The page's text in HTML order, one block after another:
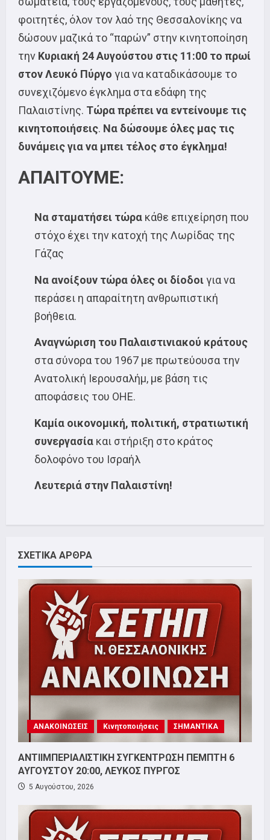
φοιτητές, όλον τον λαό της Θεσσαλονίκης να
δώσουν μαζικά το “παρών” στην κινητοποίηση
την Κυριακή 24 Αυγούστου στις 11:00 το πρωί
στον Λευκό Πύργο για να καταδικάσουμε το
συνεχιζόμενο έγκλημα στα εδάφη της
Παλαιστίνης. Τώρα πρέπει να εντείνουμε τις
κινητοποιήσεις. Να δώσουμε όλες μας τις
δυνάμεις για να μπει τέλος στο έγκλημα!
ΑΠΑΙΤΟΥΜΕ:
Να σταματήσει τώρα κάθε επιχείρηση που
στόχο έχει την κατοχή της Λωρίδας της
Γάζας
Να ανοίξουν τώρα όλες οι δίοδοιγια να
περάσει η απαραίτητη ανθρωπιστική
βοήθεια.
Αναγνώριση του Παλαιστινιακού κράτους
στα σύνορα του 1967 με πρωτεύουσα την
Ανατολική Ιερουσαλήμ, με βάση τις
αποφάσεις του ΟΗΕ.
Καμία οικονομική, πολιτική, στρατιωτική
συνεργασία και στήριξη στο κράτος
δολοφόνο του Ισραήλ
Λευτεριά στην Παλαιστίνη!
ΣΧΕΤΙΚΑ ΑΡΘΡΑ
ΑΝΑΚΟΙΝΩΣΕΙΣ Κινητοποιήσεις ΣΗΜΑΝΤΙΚΑ
ΑΝΤΙΙΜΠΕΡΙΑΛΙΣΤΙΚΗ ΣΥΓΚΕΝΤΡΩΣΗ ΠΕΜΠΤΗ 6
ΑΥΓΟΥΣΤΟΥ 20:00, ΛΕΥΚΟΣ ΠΥΡΓΟΣ
5 Αυγούστου, 2026